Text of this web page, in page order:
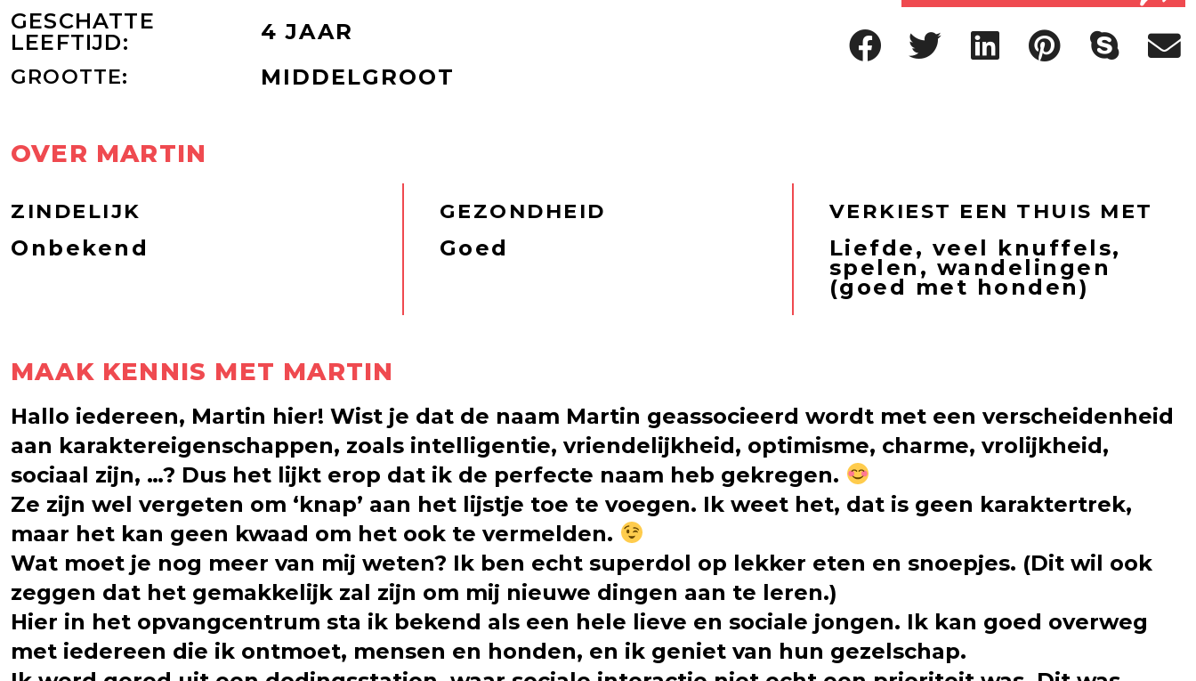
GESCHATTE
LEEFTIJD:
GROOTTE:
4 JAAR
MIDDELGROOT
OVER MARTIN
ZINDELIJK
Onbekend
GEZONDHEID
Goed
VERKIEST EEN THUIS MET
Liefde, veel knuffels,
spelen, wandelingen
(goed met honden)
MAAK KENNIS MET MARTIN
Hallo iedereen, Martin hier! Wist je dat de naam Martin geassocieerd wordt met een verscheidenheid
aan karaktereigenschappen, zoals intelligentie, vriendelijkheid, optimisme, charme, vrolijkheid,
sociaal zijn, …? Dus het lijkt erop dat ik de perfecte naam heb gekregen.
Ze zijn wel vergeten om ‘knap’ aan het lijstje toe te voegen. Ik weet het, dat is geen karaktertrek,
maar het kan geen kwaad om het ook te vermelden.
Wat moet je nog meer van mij weten? Ik ben echt superdol op lekker eten en snoepjes. (Dit wil ook
zeggen dat het gemakkelijk zal zijn om mij nieuwe dingen aan te leren.)
Hier in het opvangcentrum sta ik bekend als een hele lieve en sociale jongen. Ik kan goed overweg
met iedereen die ik ontmoet, mensen en honden, en ik geniet van hun gezelschap.